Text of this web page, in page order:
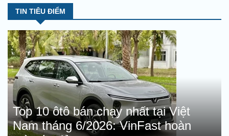
TIN TIÊU ĐIỂM
Top 10 ôtô bán chạy nhất tại Việt
Nam tháng 6/2026: VinFast hoàn